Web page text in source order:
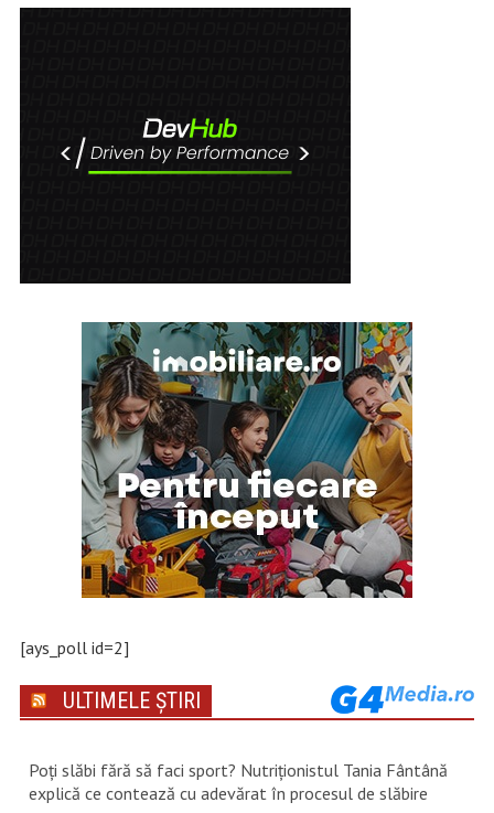
[ays_poll id=2]
ULTIMELE ȘTIRI
Poți slăbi fără să faci sport? Nutriționistul Tania Fântână
explică ce contează cu adevărat în procesul de slăbire